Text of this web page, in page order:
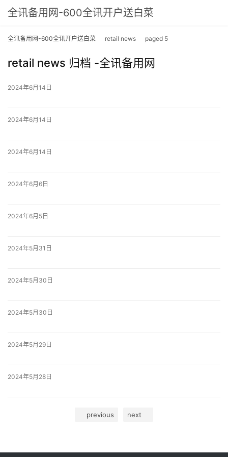
全讯备用网-600全讯开户送白菜
全讯备用网-600全讯开户送白菜 retail news paged 5
retail news 归档 -全讯备用网
2024年6月14日
2024年6月14日
2024年6月14日
2024年6月6日
2024年6月5日
2024年5月31日
2024年5月30日
2024年5月30日
2024年5月29日
2024年5月28日
previous next